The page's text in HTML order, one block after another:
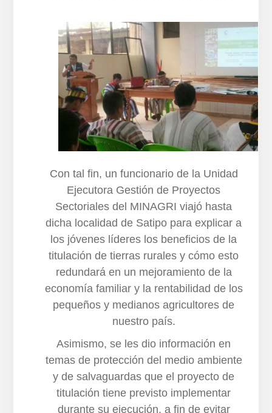
Con tal fin, un funcionario de la Unidad
Ejecutora Gestión de Proyectos
Sectoriales del MINAGRI viajó hasta
dicha localidad de Satipo para explicar a
los jóvenes líderes los beneficios de la
titulación de tierras rurales y cómo esto
redundará en un mejoramiento de la
economía familiar y la rentabilidad de los
pequeños y medianos agricultores de
nuestro país.
Asimismo, se les dio información en
temas de protección del medio ambiente
y de salvaguardas que el proyecto de
titulación tiene previsto implementar
durante su ejecución, a fin de evitar